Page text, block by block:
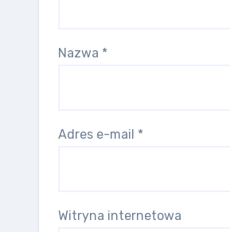
Nazwa *
Adres e-mail *
Witryna internetowa